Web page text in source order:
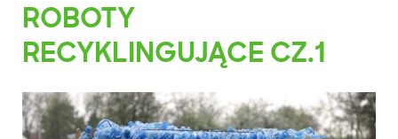
ROBOTY
RECYKLINGUJĄCE CZ.1